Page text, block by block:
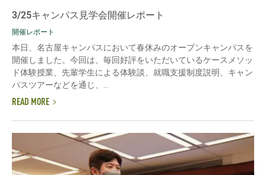
3/25キャンパス見学会開催レポート
開催レポート
本日、名古屋キャンパスにおいて春休みのオープンキャンパスを
開催しました。今回は、毎回好評をいただいているケースメソッ
ド体験授業、先輩学生による体験談、就職支援制度説明、キャン
パスツアーなどを通じ、...
READ MORE